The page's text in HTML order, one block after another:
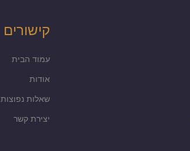
קישורים
עמוד הבית
אודות
שאלות נפוצות
יצירת קשר